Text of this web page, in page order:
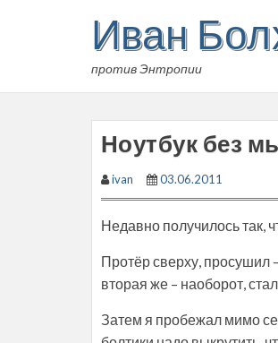
Иван
против Энтропии
Ноутбук без
ivan 03.06.2011
Недавно получилось так,
Протёр сверху, просушил
вторая же – наоборот,
Затем я пробежал мимо